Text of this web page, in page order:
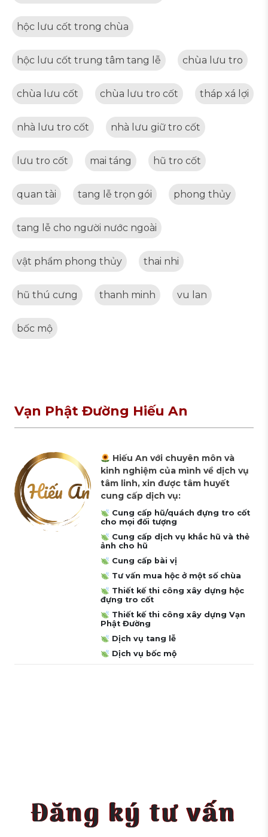
hộc lưu cốt trong chùa
hộc lưu cốt trung tâm tang lễ chùa lưu tro
chùa lưu cốt chùa lưu tro cốt tháp xá lợi
nhà lưu tro cốt nhà lưu giữ tro cốt
lưu tro cốt mai táng hũ tro cốt
quan tài tang lễ trọn gói phong thủy
tang lễ cho người nước ngoài
vật phẩm phong thủy thai nhi
hũ thú cưng thanh minh vu lan
bốc mộ
Vạn Phật Đường Hiếu An
Hiếu An với chuyên môn và
kinh nghiệm của mình về dịch vụ
tâm linh, xin được tâm huyết
cung cấp dịch vụ:
Cung cấp hũ/quách đựng tro cốt
cho mọi đối tượng
Cung cấp dịch vụ khắc hũ và thẻ
ảnh cho hũ
Cung cấp bài vị
Tư vấn mua hộc ở một số chùa
Thiết kế thi công xây dựng hộc
đựng tro cốt
Thiết kế thi công xây dựng Vạn
Phật Đường
Dịch vụ tang lễ
Dịch vụ bốc mộ
Đăng ký tư vấn